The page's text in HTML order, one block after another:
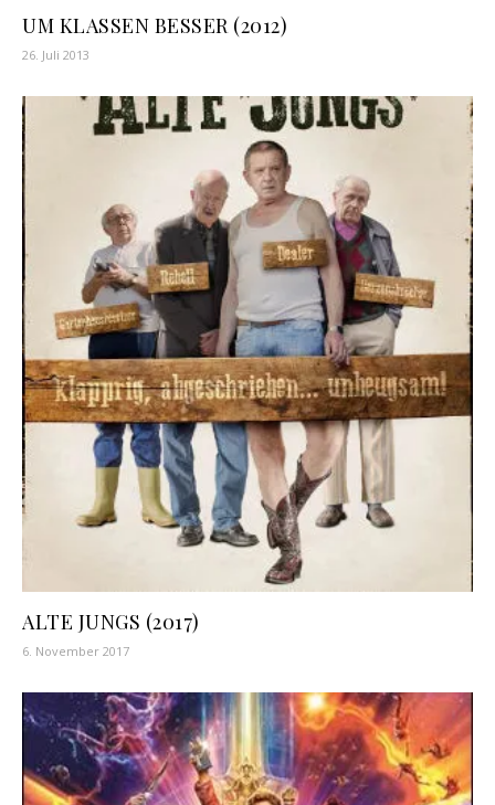
UM KLASSEN BESSER (2012)
26. Juli 2013
ALTE JUNGS (2017)
6. November 2017